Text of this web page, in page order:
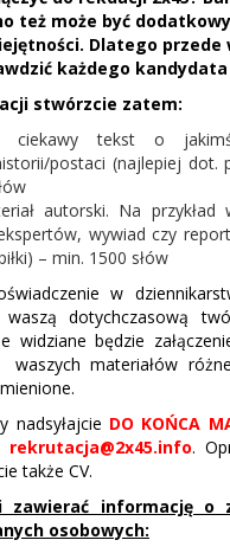
też może być
Dlatego przede
każdego
stwórzcie zatem:
ciekawy tekst o
postaci (najlepiej dot.
autorski. Na
wywiad czy
– min. 1500 słów
w
dotychczasową
widziane będzie
materiałów
nadsyłajcie DO KOŃCA
rekrutacja@2x45.info.
także CV.
zawierać informację o
osobowych: